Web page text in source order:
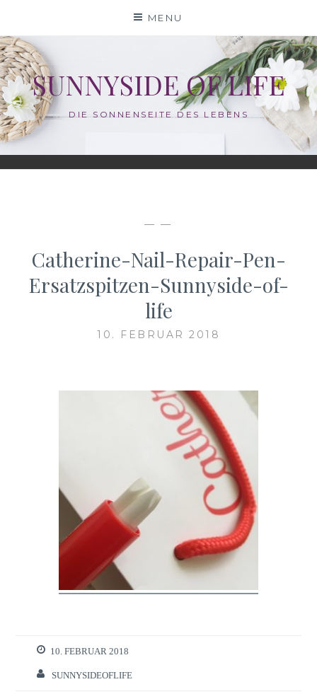
content
MENU
SUNNYSIDE OF LIFE
DIE SONNENSEITE DES LEBENS
— —
Catherine-Nail-Repair-Pen-
Ersatzspitzen-Sunnyside-of-
life
10. FEBRUAR 2018
10. FEBRUAR 2018
SUNNYSIDEOFLIFE